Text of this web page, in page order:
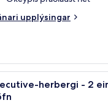
upplýsingar
í herbergi, skrifborð
9
herbergi - 2